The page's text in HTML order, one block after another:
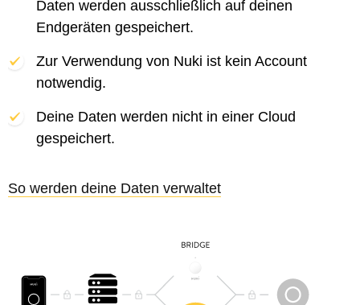
Daten werden ausschließlich auf deinen
Endgeräten gespeichert.
Zur Verwendung von Nuki ist kein Account
notwendig.
Deine Daten werden nicht in einer Cloud
gespeichert.
So werden deine Daten verwaltet